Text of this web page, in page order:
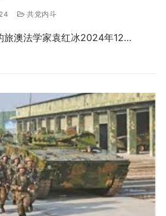
共党内斗
旅澳法学家袁红冰2024年12…